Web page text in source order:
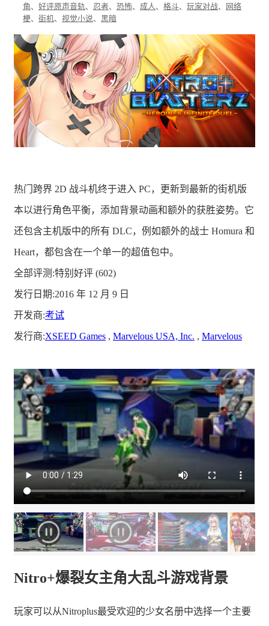
角、 好评原声音轨、 忍者、 恐怖、 成人、 格斗、 玩家对战、
网络
梗、 街机、 视觉小说、 黑暗
热门跨界 2D 战斗机终于进入 PC，更新到最新的街机版
本以进行角色平衡，添加背景动画和额外的获胜姿势。它
还包含主机版中的所有 DLC，例如额外的战士 Homura 和
Heart，都包含在一个单一的超值包中。
全部评测:特别好评 (602)
发行日期:2016 年 12 月 9 日
开发商:考试
发行商:XSEED Games , Marvelous USA, Inc. , Marvelous
Nitro+爆裂女主角大乱斗游戏背景
玩家可以从Nitroplus最受欢迎的少女名册中选择一个主要